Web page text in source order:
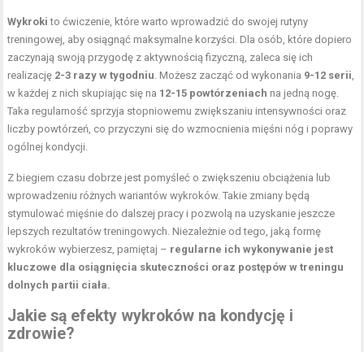
Wykroki to ćwiczenie, które warto wprowadzić do swojej rutyny
treningowej, aby osiągnąć maksymalne korzyści. Dla osób, które dopiero
zaczynają swoją przygodę z aktywnością fizyczną, zaleca się ich
realizację 2-3 razy w tygodniu. Możesz zacząć od wykonania 9-12 serii,
w każdej z nich skupiając się na 12-15 powtórzeniach na jedną nogę.
Taka regularność sprzyja stopniowemu zwiększaniu intensywności oraz
liczby powtórzeń, co przyczyni się do wzmocnienia mięśni nóg i poprawy
ogólnej kondycji.
Z biegiem czasu dobrze jest pomyśleć o zwiększeniu obciążenia lub
wprowadzeniu różnych wariantów wykroków. Takie zmiany będą
stymulować mięśnie do dalszej pracy i pozwolą na uzyskanie jeszcze
lepszych rezultatów treningowych. Niezależnie od tego, jaką formę
wykroków wybierzesz, pamiętaj – regularne ich wykonywanie jest
kluczowe dla osiągnięcia skuteczności oraz postępów w treningu
dolnych partii ciała.
Jakie są efekty wykroków na kondycję i
zdrowie?